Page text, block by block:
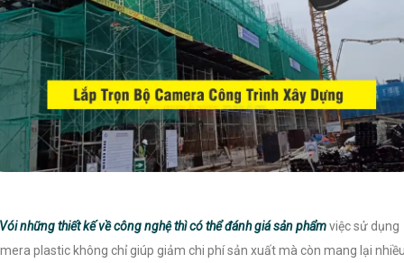
Vói những thiết kế về công nghệ thì có thể đánh giá sản phẩmviệc sử dụng
plastic không chỉ giúp giảm chi phí sản xuất mà còn mang lại